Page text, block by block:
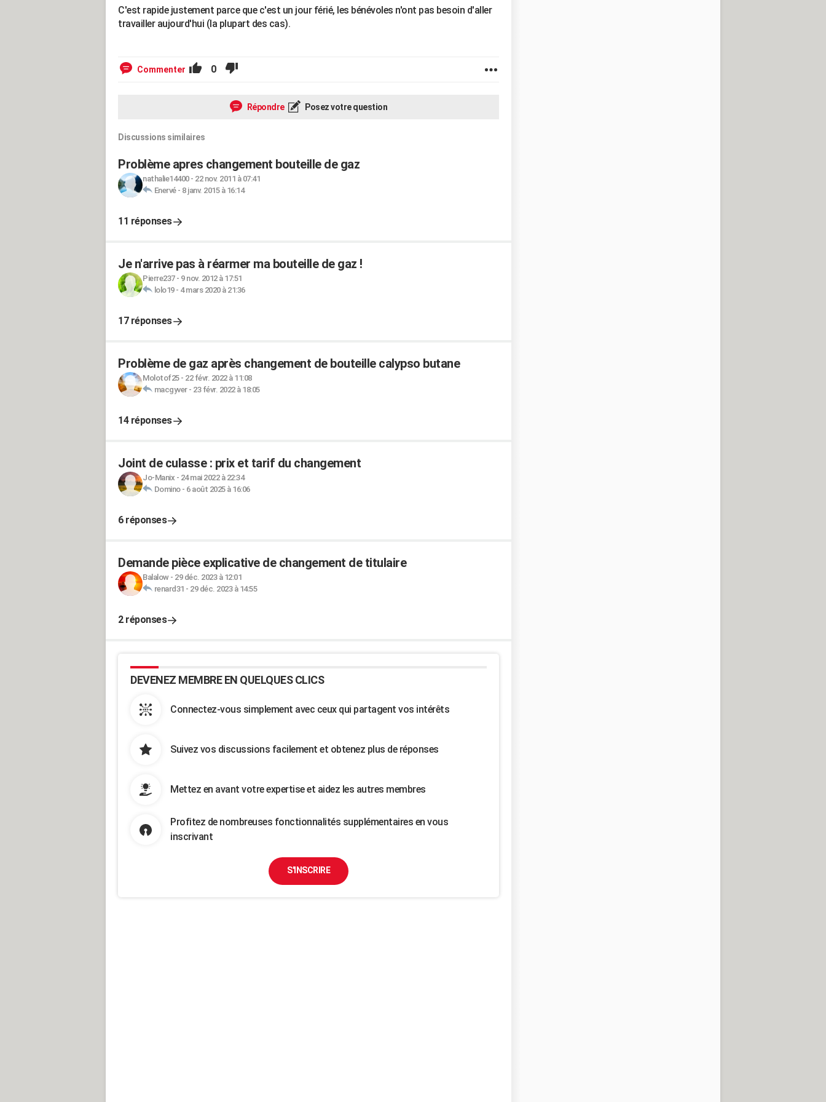
C'est rapide justement parce que c'est un jour férié, les bénévoles n'ont pas besoin d'aller
travailler aujourd'hui (la plupart des cas).
Commenter 0
Répondre Posez votre question
Discussions similaires
Problème apres changement bouteille de gaz
nathalie14400- 22 nov. 2011 à 07:41
Enervé- 8 janv. 2015 à 16:14
11 réponses
Je n'arrive pas à réarmer ma bouteille de gaz !
Pierre237- 9 nov. 2012 à 17:51
lolo19- 4 mars 2020 à 21:36
17 réponses
Problème de gaz après changement de bouteille calypso butane
Molotof25- 22 févr. 2022 à 11:08
macgyver- 23 févr. 2022 à 18:05
14 réponses
Joint de culasse : prix et tarif du changement
Jo-Manix - 24 mai 2022 à 22:34
Domino- 6 août 2025 à 16:06
6 réponses
Demande pièce explicative de changement de titulaire
Balalow- 29 déc. 2023 à 12:01
renard31 - 29 déc. 2023 à 14:55
2 réponses
DEVENEZ MEMBRE EN QUELQUES CLICS
Connectez-vous simplement avec ceux qui partagent vos intérêts
Suivez vos discussions facilement et obtenez plus de réponses
Mettez en avant votre expertise et aidez les autres membres
Profitez de nombreuses fonctionnalités supplémentaires en vous
inscrivant
S'INSCRIRE